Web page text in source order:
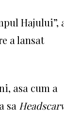
Hajului”,
a lansat
asa cum a
sa